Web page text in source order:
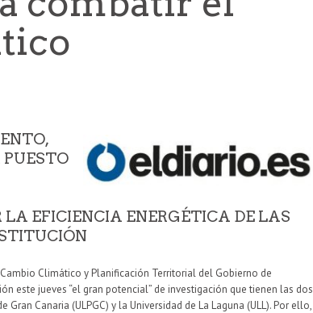
EFICIENCIA ENERGÉTICA DE LAS
Climático y Planificación Territorial del Gobierno de
este jueves “el gran potencial” de investigación que tienen las dos
Canaria (ULPGC) y la Universidad de La Laguna (ULL). Por ello,